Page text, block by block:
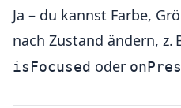
Ja – du kannst Farbe,
nach Zustand ändern, z.
isFocused oder